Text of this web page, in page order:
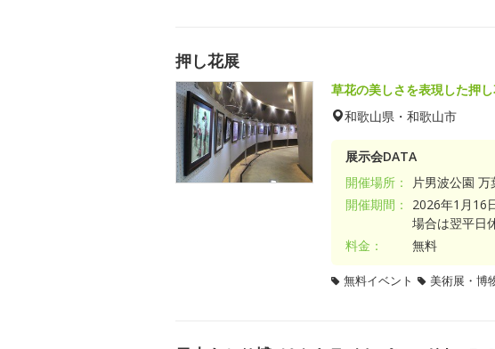
押し花展
草花の美しさを表現した押
和歌山県・和歌山市
展示会DATA
開催場所：
片男波公園 万
開催期間：
2026年1月16
場合は翌平日
料金：
無料
無料イベント 美術展・博